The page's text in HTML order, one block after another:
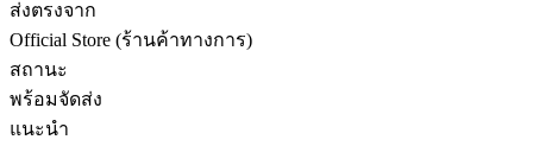
ส่งตรงจาก
Official Store (ร้านค้าทางการ)
สถานะ
พร้อมจัดส่ง
แนะนำ